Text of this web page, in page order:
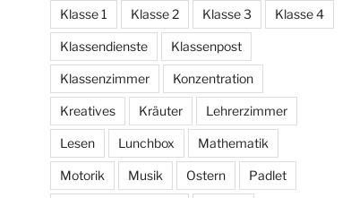
Klasse 1 Klasse 2 Klasse 3 Klasse 4
Klassendienste Klassenpost
Klassenzimmer Konzentration
Kreatives Kräuter Lehrerzimmer
Lesen Lunchbox Mathematik
Motorik Musik Ostern Padlet